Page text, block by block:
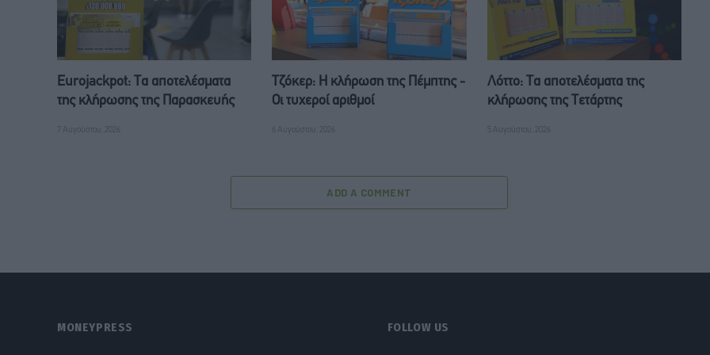
Eurojackpot: Τα αποτελέσματα
της κλήρωσης της Παρασκευής
7 Αυγούστου, 2026
Τζόκερ: Η κλήρωση της Πέμπτης -
Οι τυχεροί αριθμοί
6 Αυγούστου, 2026
Λόττο: Τα αποτελέσματα της
κλήρωσης της Τετάρτης
5 Αυγούστου, 2026
ADD A COMMENT
MONEYPRESS FOLLOW US